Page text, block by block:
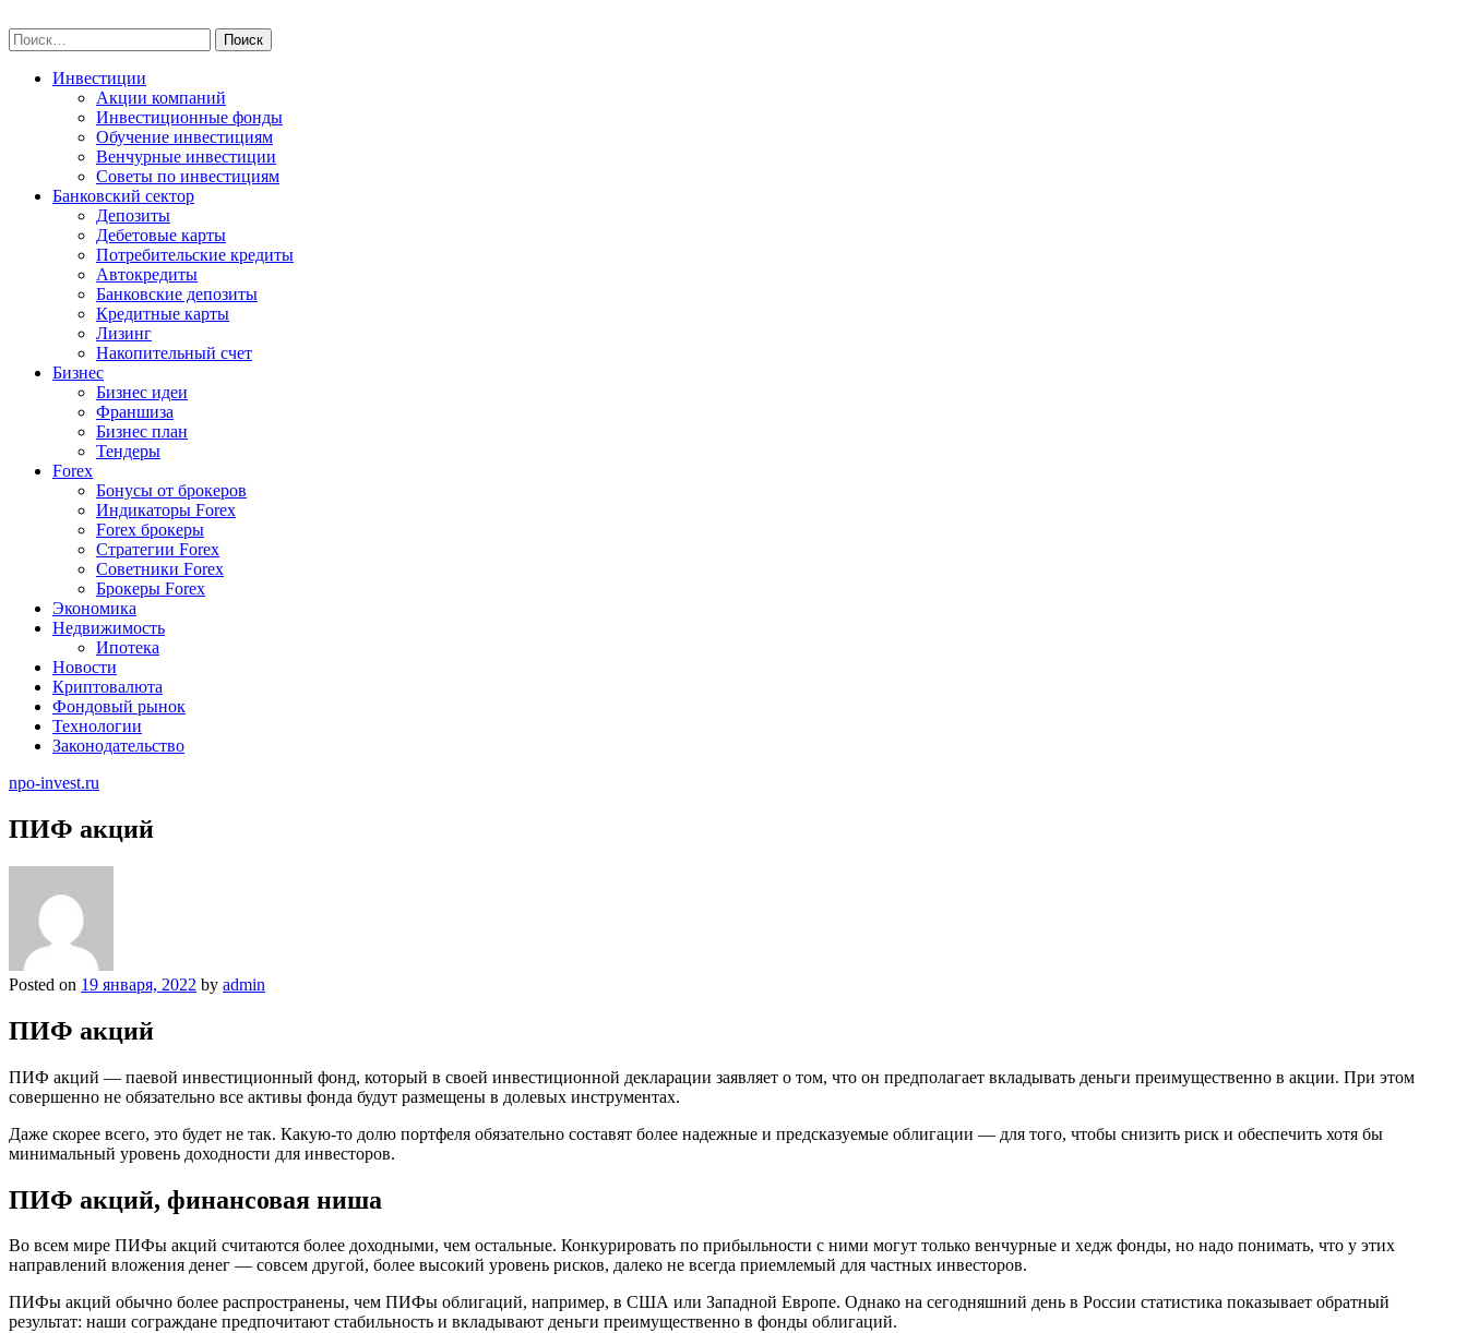
to
content
Найти:
Инвестиции
Акции компаний
Инвестиционные фонды
Обучение инвестициям
Венчурные инвестиции
Советы по инвестициям
Банковский сектор
Депозиты
Дебетовые карты
Потребительские кредиты
Автокредиты
Банковские депозиты
Кредитные карты
Лизинг
Накопительный счет
Бизнес
Бизнес идеи
Франшиза
Бизнес план
Тендеры
Forex
Бонусы от брокеров
Индикаторы Forex
Forex брокеры
Стратегии Forex
Советники Forex
Брокеры Forex
Экономика
Недвижимость
Ипотека
Новости
Криптовалюта
Фондовый рынок
Технологии
Законодательство
npo-invest.ru
ПИФ акций
Posted on 19 января, 2022 by admin
ПИФ акций
ПИФ акций — паевой инвестиционный фонд, который в своей инвестиционной декларации заявляет о том, что он предполагает вкладывать деньги преимущественно в акции. При этом
совершенно не обязательно все активы фонда будут размещены в долевых инструментах.
Даже скорее всего, это будет не так. Какую-то долю портфеля обязательно составят более надежные и предсказуемые облигации — для того, чтобы снизить риск и обеспечить хотя бы
минимальный уровень доходности для инвесторов.
ПИФ акций, финансовая ниша
Во всем мире ПИФы акций считаются более доходными, чем остальные. Конкурировать по прибыльности с ними могут только венчурные и хедж фонды, но надо понимать, что у этих
направлений вложения денег — совсем другой, более высокий уровень рисков, далеко не всегда приемлемый для частных инвесторов.
ПИФы акций обычно более распространены, чем ПИФы облигаций, например, в США или Западной Европе. Однако на сегодняшний день в России статистика показывает обратный
результат: наши сограждане предпочитают стабильность и вкладывают деньги преимущественно в фонды облигаций.